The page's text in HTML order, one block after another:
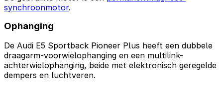
synchroonmotor.
Ophanging
De Audi E5 Sportback Pioneer Plus heeft een dubbele
draagarm-voorwielophanging en een multilink-
achterwielophanging, beide met elektronisch geregelde
dempers en luchtveren.